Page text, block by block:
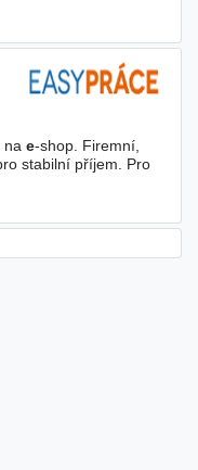
na e-shop. Firemní,
stabilní příjem. Pro